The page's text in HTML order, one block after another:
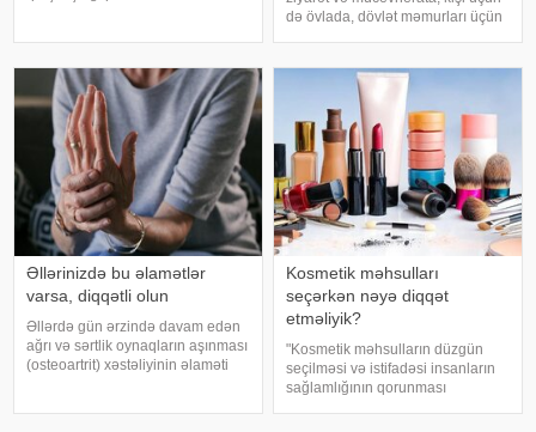
hər zaman tənəffüs yolu
infeksiyası olmur
də övlada, dövlət məmurları üçün
bərəkətinə, tacir üçün çox quru,
xalq üçün yaxşı bir idarəy
Əllərinizdə bu əlamətlər
varsa, diqqətli olun
Əllərdə gün ərzində davam edən
ağrı və sərtlik oynaqların aşınması
(osteoartrit) xəstəliyinin əlaməti
Kosmetik məhsulları
seçərkən nəyə diqqət
etməliyik?
"Kosmetik məhsulların düzgün
seçilməsi və istifadəsi insanların
sağlamlığının qorunması